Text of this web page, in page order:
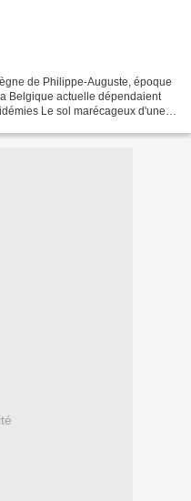
de Philippe-Auguste, époque
Belgique actuelle dépendaient
Le sol marécageux d'une